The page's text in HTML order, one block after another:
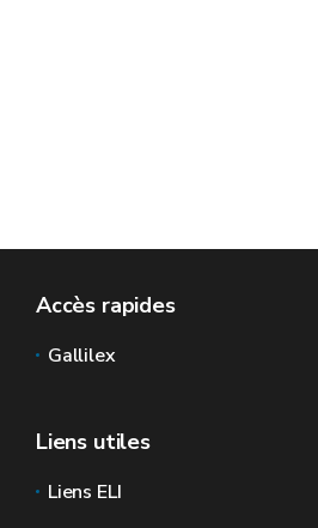
Accès rapides
Gallilex
Liens utiles
Liens ELI